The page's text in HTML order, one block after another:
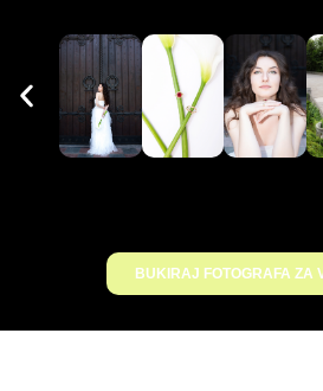
BUKIRAJ FOTOGRAFA ZA